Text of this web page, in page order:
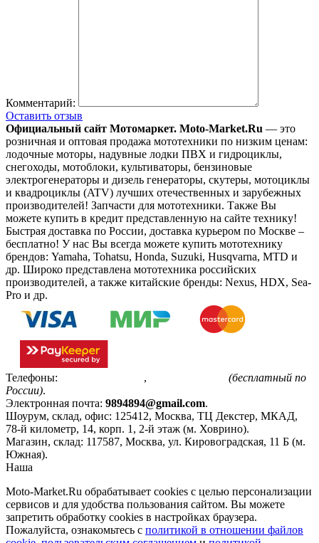
Комментарий:
Оставить отзыв
Официальный сайт Мотомаркет. Moto-Market.Ru — это
розничная и оптовая продажа мототехники по низким ценам:
лодочные моторы, надувные лодки ПВХ и гидроциклы,
снегоходы, мотоблоки, культиваторы, бензиновые
электрогенераторы и дизель генераторы, скутеры, мотоциклы
и квадроциклы (ATV) лучших отечественных и зарубежных
производителей! Запчасти для мототехники. Также Вы
можете купить в кредит представленную на сайте технику!
Быстрая доставка по России, доставка курьером по Москве –
бесплатно! У нас Вы всегда можете купить мототехнику
брендов: Yamaha, Tohatsu, Honda, Suzuki, Husqvarna, MTD и
др. Широко представлена мототехника российских
производителей, а также китайские бренды: Nexus, HDX, Sea-
Pro и др.
Телефоны: ,
(бесплатный по
России).
Электронная почта: 9894894@gmail.com.
Шоурум, склад, офис: 125412, Москва, ТЦ Декстер, МКАД,
78-й километр, 14, корп. 1, 2-й этаж (м. Ховрино).
Магазин, склад: 117587, Москва, ул. Кировоградская, 11 Б (м.
Южная).
Наша
Moto-Market.Ru обрабатывает сookies с целью персонализации
сервисов и для удобства пользования сайтом. Вы можете
запретить обработку сookies в настройках браузера.
Пожалуйста, ознакомьтесь с политикой в отношении файлов